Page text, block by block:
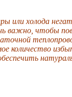
или холода
важно, чтобы
количество